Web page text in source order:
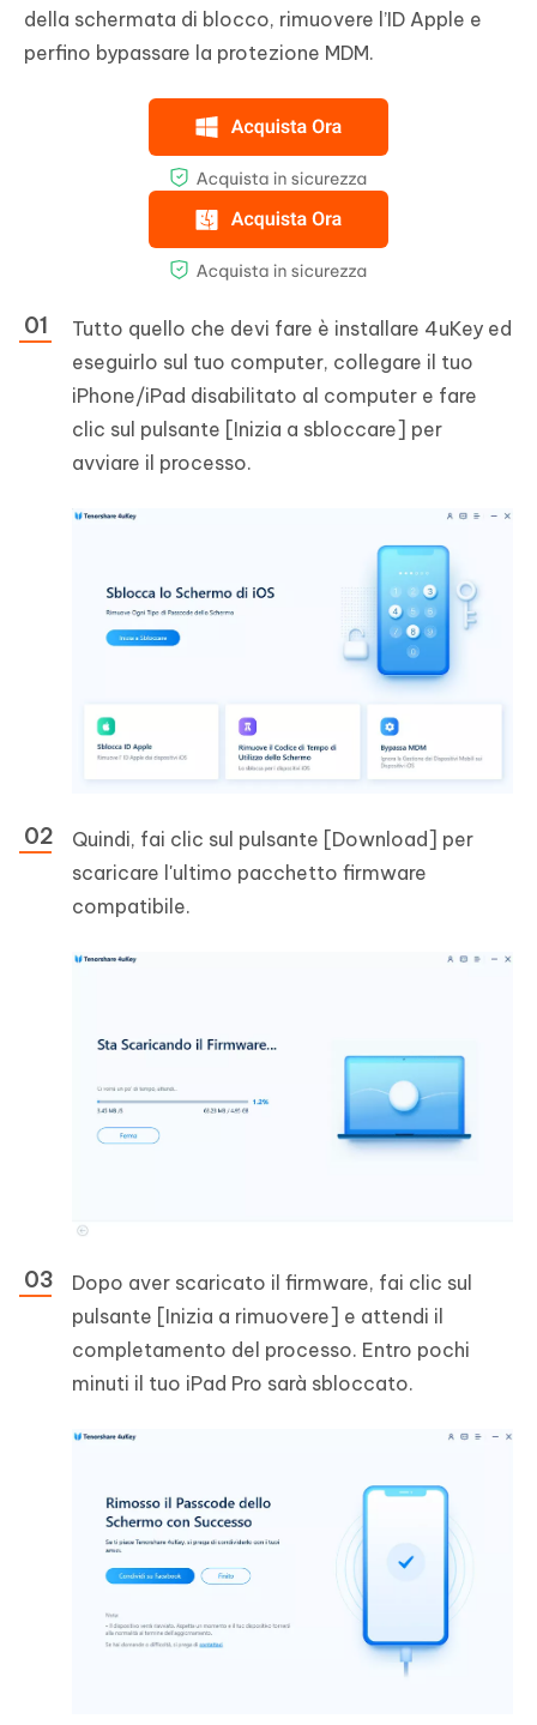
della schermata di blocco, rimuovere l’ID Apple e
perfino bypassare la protezione MDM.
Tutto quello che devi fare è installare 4uKey ed
eseguirlo sul tuo computer, collegare il tuo
iPhone/iPad disabilitato al computer e fare
clic sul pulsante [Inizia a sbloccare] per
avviare il processo.
Quindi, fai clic sul pulsante [Download] per
scaricare l'ultimo pacchetto firmware
compatibile.
Dopo aver scaricato il firmware, fai clic sul
pulsante [Inizia a rimuovere] e attendi il
completamento del processo. Entro pochi
minuti il tuo iPad Pro sarà sbloccato.